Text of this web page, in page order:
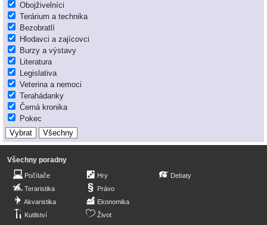
Obojživelníci
Terárium a technika
Bezobratlí
Hlodavci a zajícovci
Burzy a výstavy
Literatura
Legislativa
Veterina a nemoci
Terahádanky
Černá kronika
Pokec
Všechny poradny
Počítače
Teraristika
Akvaristika
Kutilství
Hry
Právo
Ekonomika
Život
Debaty